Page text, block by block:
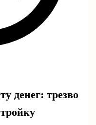
денег: трезво